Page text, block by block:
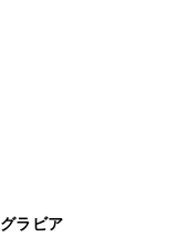
ラビア